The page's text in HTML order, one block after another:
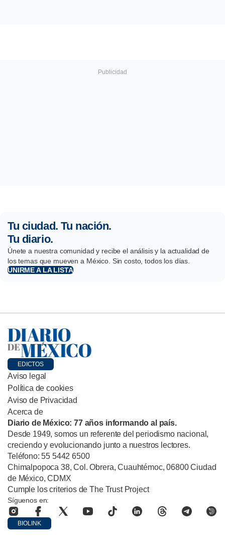
Tu ciudad. Tu nación.
Tu diario.
Únete a nuestra comunidad y recibe el análisis y la actualidad de
los temas que mueven a México. Sin costo, todos los días.
UNIRME A LA LISTA
EDICTOS
Aviso legal
Política de cookies
Aviso de Privacidad
Acerca de
Diario de México: 77 años informando al país.
Desde 1949, somos un referente del periodismo nacional,
creciendo y evolucionando junto a nuestros lectores.
Teléfono: 55 5442 6500
Chimalpopoca 38, Col. Obrera, Cuauhtémoc, 06800 Ciudad
de México, CDMX
Cumple los criterios de The Trust Project
Síguenos en:
BIOLINK